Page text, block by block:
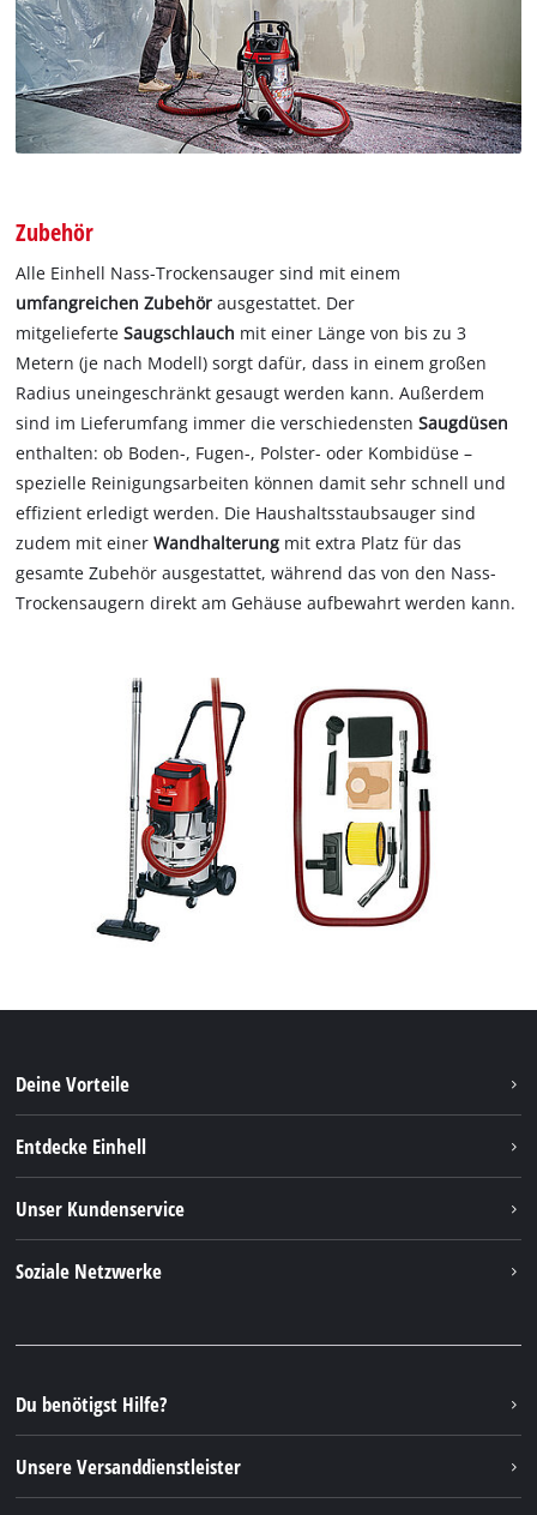
Zubehör
Alle Einhell Nass-Trockensauger sind mit einem
umfangreichen Zubehör ausgestattet. Der
mitgelieferteSaugschlauch mit einer Länge von bis zu 3
Metern (je nach Modell) sorgt dafür, dass in einem großen
Radius uneingeschränkt gesaugt werden kann. Außerdem
sind im Lieferumfang immer die verschiedenstenSaugdüsen
enthalten: ob Boden-, Fugen-, Polster- oder Kombidüse –
spezielle Reinigungsarbeiten können damit sehr schnell und
effizient erledigt werden. Die Haushaltsstaubsauger sind
zudem mit einerWandhalterung mit extra Platz für das
gesamte Zubehör ausgestattet, während das von den Nass-
Trockensaugern direkt am Gehäuse aufbewahrt werden kann.
Deine Vorteile
Entdecke Einhell
Einhell Germany AG
Unser Kundenservice
Soziale Netzwerke
Instagram
TikTok
Pinterest
Du benötigst Hilfe?
Unsere Versanddienstleister